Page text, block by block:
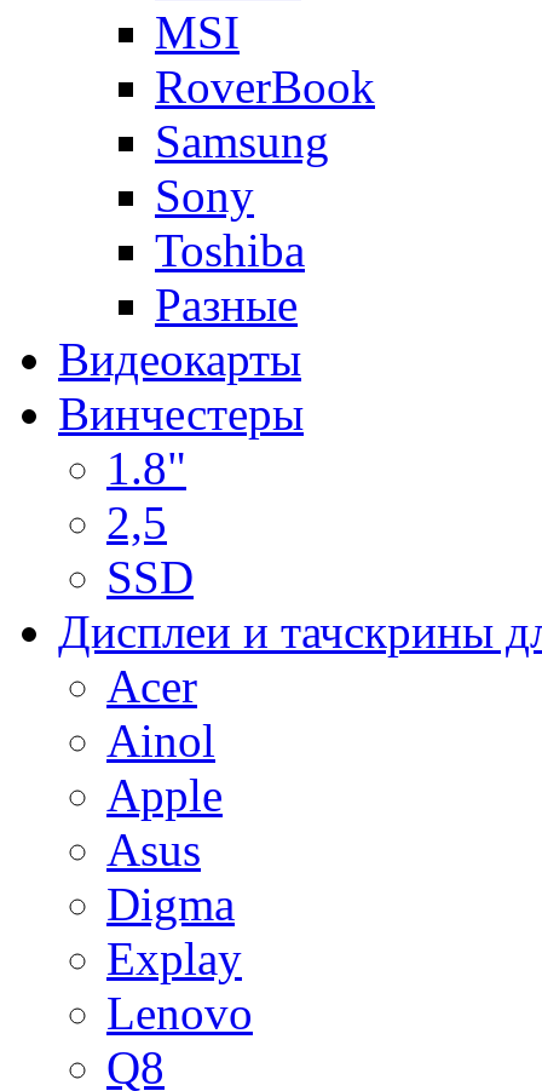
MSI
RoverBook
Samsung
Sony
Toshiba
Разные
Видеокарты
Винчестеры
1.8"
2,5
SSD
Дисплеи и тачскрины
Acer
Ainol
Apple
Asus
Digma
Explay
Lenovo
Q8